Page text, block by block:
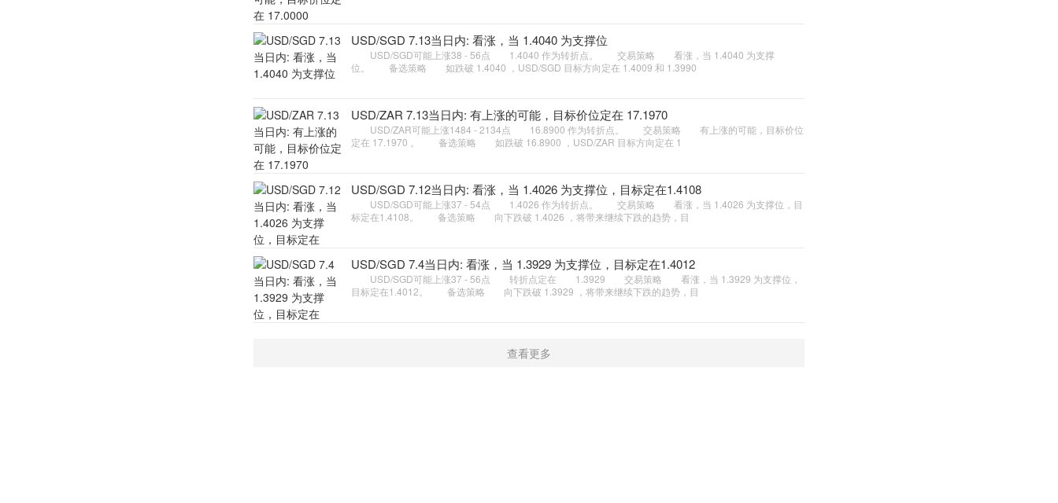
USD/SGD 7.13当日内: 看涨，当 1.4040 为支撑位
USD/SGD可能上涨38 - 56点 1.4040 作为转折点。 交易策略 看涨，当 1.4040 为支撑
位。 备选策略 如跌破 1.4040 ，USD/SGD 目标方向定在 1.4009 和 1.3990
USD/ZAR 7.13当日内: 有上涨的可能，目标价位定在 17.1970
USD/ZAR可能上涨1484 - 2134点 16.8900 作为转折点。 交易策略 有上涨的可能，目标价位
定在 17.1970 。 备选策略 如跌破 16.8900 ，USD/ZAR 目标方向定在 1
USD/SGD 7.12当日内: 看涨，当 1.4026 为支撑位，目标定在1.4108
USD/SGD可能上涨37 - 54点 1.4026 作为转折点。 交易策略 看涨，当 1.4026 为支撑位，目
标定在1.4108。 备选策略 向下跌破 1.4026 ，将带来继续下跌的趋势，目
USD/SGD 7.4当日内: 看涨，当 1.3929 为支撑位，目标定在1.4012
USD/SGD可能上涨37 - 56点 转折点定在 1.3929 交易策略 看涨，当 1.3929 为支撑位，
目标定在1.4012。 备选策略 向下跌破 1.3929 ，将带来继续下跌的趋势，目
查看更多